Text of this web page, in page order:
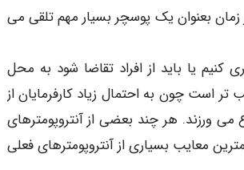
بعنوان یک پوسچر بسیار مهم تلقی می
کنیم یا باید از افراد تقاضا شود به محل
است چون به احتمال زیاد کارفرمایان از
ورزند. هر چند بعضی از آنتروپومترهای
معایب بسیاری از آنتروپومترهای فعلی